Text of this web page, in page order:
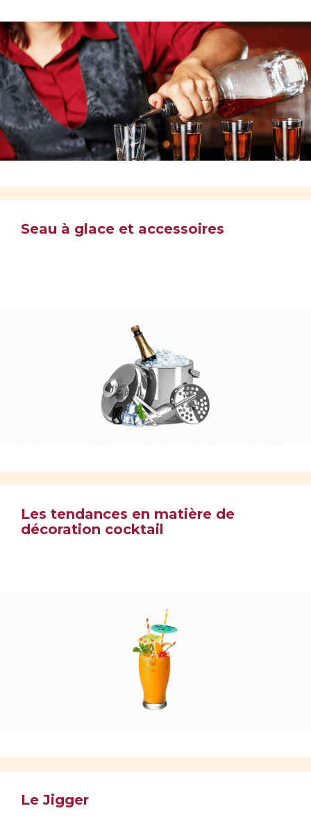
Seau à glace et accessoires
Les tendances en matière de
décoration cocktail
Le Jigger